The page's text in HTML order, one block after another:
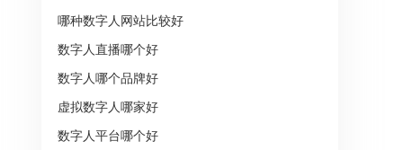
哪种数字人网站比较好
数字人直播哪个好
数字人哪个品牌好
虚拟数字人哪家好
数字人平台哪个好